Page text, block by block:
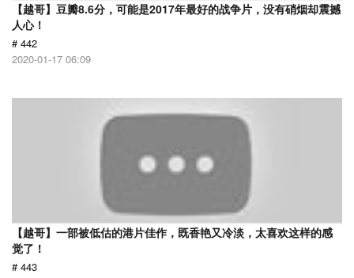
【越哥】豆瓣8.6分，可能是2017年最好的战争片，没有硝烟却震撼
人心！
# 442
2020-01-17 06:09
【越哥】一部被低估的港片佳作，既香艳又冷淡，太喜欢这样的感
觉了！
# 443